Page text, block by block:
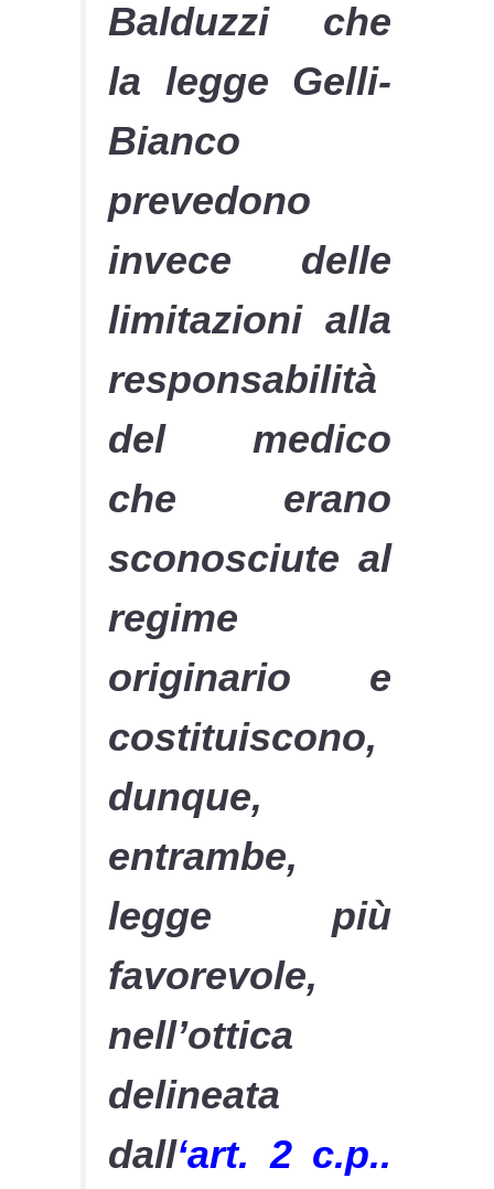
Balduzzi che
la legge Gelli-
Bianco
prevedono
invece delle
limitazioni alla
responsabilità
del medico
che erano
sconosciute al
regime
originario e
costituiscono,
dunque,
entrambe,
legge più
favorevole,
nell’ottica
delineata
dall‘art. 2 c.p..